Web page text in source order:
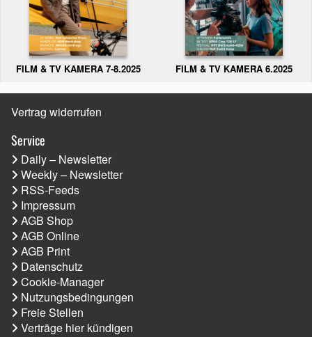
FILM & TV KAMERA 7-8.2025 FILM & TV KAMERA 6.2025
Vertrag widerrufen
Service
Daily – Newsletter
Weekly – Newsletter
RSS-Feeds
Impressum
AGB Shop
AGB Online
AGB Print
Datenschutz
Cookie-Manager
Nutzungsbedingungen
Freie Stellen
Verträge hier kündigen